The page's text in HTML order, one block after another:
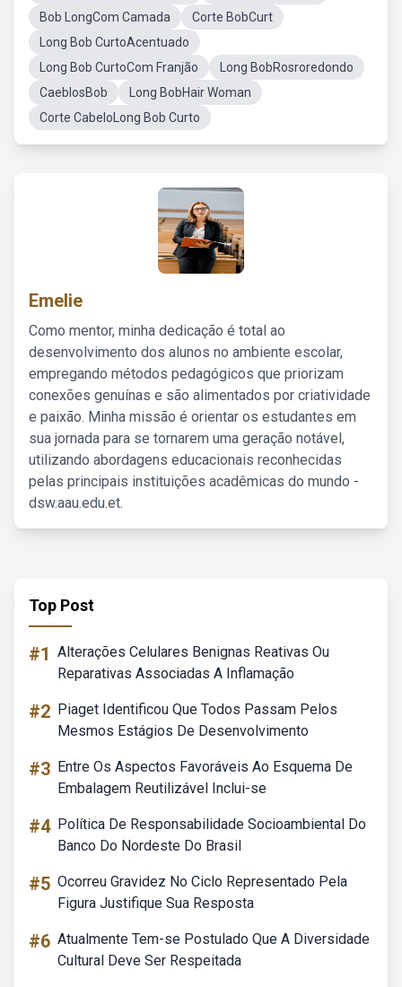
Bob LongCom Camada
Corte BobCurt
Long Bob CurtoAcentuado
Long Bob CurtoCom Franjão
Long BobRosroredondo
CaeblosBob
Long BobHair Woman
Corte CabeloLong Bob Curto
Emelie
Como mentor, minha dedicação é total ao
desenvolvimento dos alunos no ambiente escolar,
empregando métodos pedagógicos que priorizam
conexões genuínas e são alimentados por criatividade
e paixão. Minha missão é orientar os estudantes em
sua jornada para se tornarem uma geração notável,
utilizando abordagens educacionais reconhecidas
pelas principais instituições acadêmicas do mundo -
dsw.aau.edu.et.
Top Post
#1 Alterações Celulares Benignas Reativas Ou
Reparativas Associadas A Inflamação
#2 Piaget Identificou Que Todos Passam Pelos
Mesmos Estágios De Desenvolvimento
#3 Entre Os Aspectos Favoráveis Ao Esquema De
Embalagem Reutilizável Inclui-se
#4 Política De Responsabilidade Socioambiental Do
Banco Do Nordeste Do Brasil
#5 Ocorreu Gravidez No Ciclo Representado Pela
Figura Justifique Sua Resposta
#6 Atualmente Tem-se Postulado Que A Diversidade
Cultural Deve Ser Respeitada